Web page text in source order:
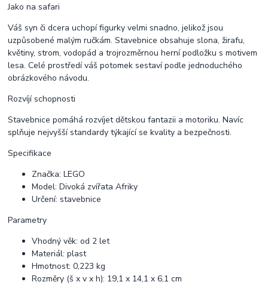
Jako na safari
Váš syn či dcera uchopí figurky velmi snadno, jelikož jsou
uzpůsobené malým ručkám. Stavebnice obsahuje slona, žirafu,
květiny, strom, vodopád a trojrozměrnou herní podložku s motivem
lesa. Celé prostředí váš potomek sestaví podle jednoduchého
obrázkového návodu.
Rozvíjí schopnosti
Stavebnice pomáhá rozvíjet dětskou fantazii a motoriku. Navíc
splňuje nejvyšší standardy týkající se kvality a bezpečnosti.
Specifikace
Značka: LEGO
Model: Divoká zvířata Afriky
Určení: stavebnice
Parametry
Vhodný věk: od 2 let
Materiál: plast
Hmotnost: 0,223 kg
Rozměry (š x v x h): 19,1 x 14,1 x 6,1 cm